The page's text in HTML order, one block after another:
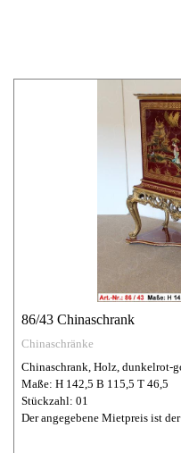
86/43 Chinaschrank
Chinaschränke
Chinaschrank, Holz, dunkelrot-
Maße: H 142,5 B 115,5 T 46,5
Stückzahl: 01
Der angegebene Mietpreis ist